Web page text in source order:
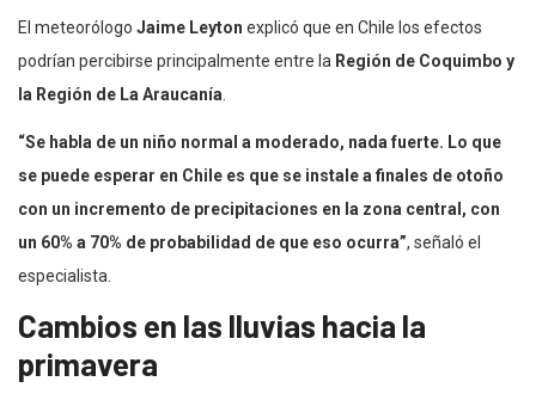
El meteorólogo Jaime Leyton explicó que en Chile los efectos
podrían percibirse principalmente entre la Región de Coquimbo y
la Región de La Araucanía
“Se habla de un niño normal a moderado, nada fuerte. Lo que
se puede esperar en Chile es que se instale a finales de otoño
con un incremento de precipitaciones en la zona central, con
un 60% a 70% de probabilidad de que eso ocurra”, señaló el
especialista.
Cambios en las lluvias hacia la
primavera